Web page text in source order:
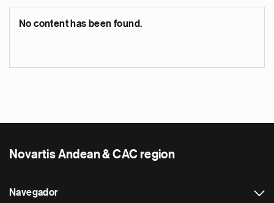
No content has been found.
Novartis Andean & CAC region
Navegador